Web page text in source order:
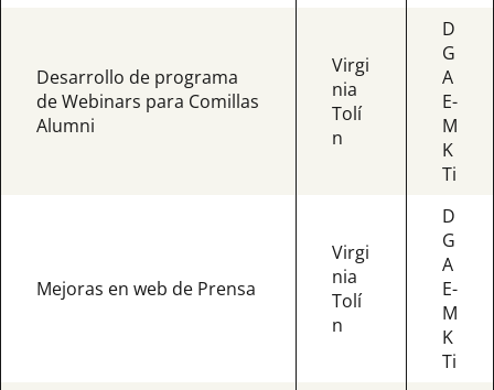
Desarrollo de programa
de Webinars para Comillas
Alumni
Virgi
nia
Tolí
n
D
G
A
E-
M
K
Ti
Mejoras en web de Prensa
Virgi
nia
Tolí
n
D
G
A
E-
M
K
Ti